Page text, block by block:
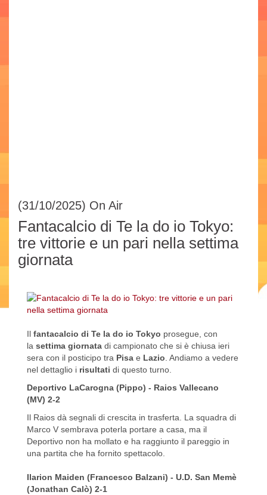
(31/10/2025) On Air
Fantacalcio di Te la do io Tokyo:
tre vittorie e un pari nella settima
giornata
Il fantacalcio di Te la do io Tokyo prosegue, con
la settima giornata di campionato che si è chiusa ieri
sera con il posticipo tra Pisa e Lazio. Andiamo a vedere
nel dettaglio i risultati di questo turno.
Deportivo LaCarogna (Pippo) - Raios Vallecano
(MV) 2-2
Il Raios dà segnali di crescita in trasferta. La squadra di
Marco V sembrava poterla portare a casa, ma il
Deportivo non ha mollato e ha raggiunto il pareggio in
una partita che ha fornito spettacolo.
Ilarion Maiden (Francesco Balzani) - U.D. San Memè
(Jonathan Calò) 2-1